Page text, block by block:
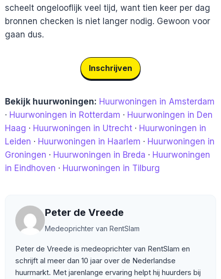
scheelt ongelooflijk veel tijd, want tien keer per dag
bronnen checken is niet langer nodig. Gewoon voor
gaan dus.
Inschrijven
Bekijk huurwoningen: Huurwoningen in Amsterdam
· Huurwoningen in Rotterdam · Huurwoningen in Den
Haag · Huurwoningen in Utrecht · Huurwoningen in
Leiden · Huurwoningen in Haarlem · Huurwoningen in
Groningen · Huurwoningen in Breda · Huurwoningen
in Eindhoven · Huurwoningen in Tilburg
Peter de Vreede
Medeoprichter van RentSlam
Peter de Vreede is medeoprichter van RentSlam en
schrijft al meer dan 10 jaar over de Nederlandse
huurmarkt. Met jarenlange ervaring helpt hij huurders bij